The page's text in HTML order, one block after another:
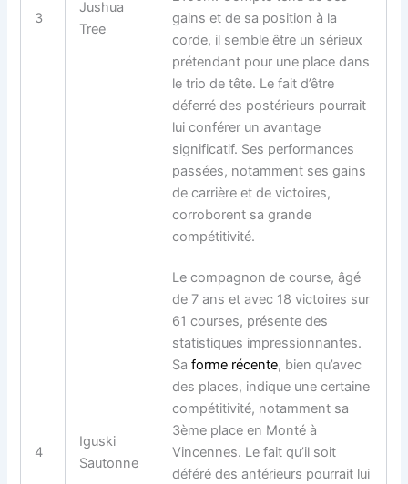
3
Jushua
Tree
gains et de sa position à la
corde, il semble être un sérieux
prétendant pour une place dans
le trio de tête. Le fait d’être
déferré des postérieurs pourrait
lui conférer un avantage
significatif. Ses performances
passées, notamment ses gains
de carrière et de victoires,
corroborent sa grande
compétitivité.
4
Iguski
Sautonne
Lecompagnon de course, âgé
de 7 ans et avec 18 victoires sur
61 courses, présente des
statistiques impressionnantes.
Saforme récente, bien qu’avec
des places, indique une certaine
compétitivité, notamment sa
3ème place en Monté à
Vincennes. Le fait qu’il soit
déféré des antérieurs pourrait lui